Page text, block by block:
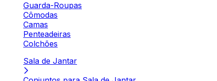
Guarda-Roupas
Cômodas
Camas
Penteadeiras
Colchões
Sala de Jantar